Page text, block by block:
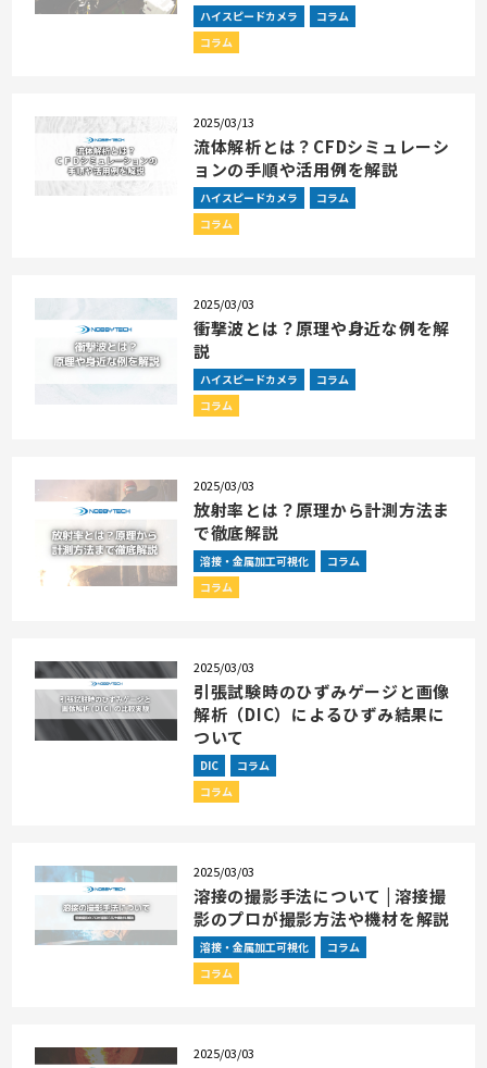
ハイスピードカメラ
コラム
コラム
2025/03/13
流体解析とは？CFDシミュレーシ
ョンの手順や活用例を解説
ハイスピードカメラ
コラム
コラム
2025/03/03
衝撃波とは？原理や身近な例を解
説
ハイスピードカメラ
コラム
コラム
2025/03/03
放射率とは？原理から計測方法ま
で徹底解説
溶接・金属加工可視化
コラム
コラム
2025/03/03
引張試験時のひずみゲージと画像
解析（DIC）によるひずみ結果に
ついて
DIC
コラム
コラム
2025/03/03
溶接の撮影手法について | 溶接撮
影のプロが撮影方法や機材を解説
溶接・金属加工可視化
コラム
コラム
2025/03/03